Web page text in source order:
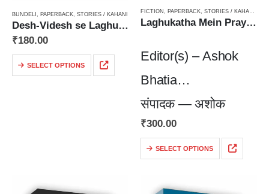
BUNDELI PAPERBACK STORIES / KAHANI
Desh-Videsh se Laghukathayein–Bagheli Mein / देश-विदेश से लघुकथाएँ — बघेली में
₹180.00
SELECT OPTIONS
FICTION PAPERBACK STORIES / KAHANI
Laghukatha Mein Prayog / लघुकथा में प्रयोग
Editor(s) – Ashok
Bhatia
संपादक — अशोक
भाटिया
₹300.00
SELECT OPTIONS